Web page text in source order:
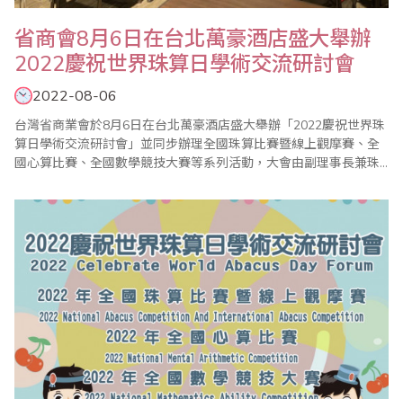
省商會8月6日在台北萬豪酒店盛大舉辦
2022慶祝世界珠算日學術交流研討會
2022-08-06
台灣省商業會於8月6日在台北萬豪酒店盛大舉辦「2022慶祝世界珠
算日學術交流研討會」並同步辦理全國珠算比賽暨線上觀摩賽、全
國心算比賽、全國數學競技大賽等系列活動，大會由副理事長兼珠
持，一系列的活動有來自海內外十餘個地區的友會線上共同參與，
並在youtube上全程直播，成為今年的一大亮點。 參與今年大會的
貴賓包括經濟部商業司莊文玲..